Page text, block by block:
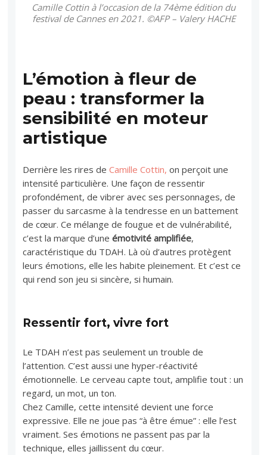
Camille Cottin à l’occasion de la 74ème édition du
festival de Cannes en 2021. ©AFP – Valery HACHE
L’émotion à fleur de
peau : transformer la
sensibilité en moteur
artistique
Derrière les rires deCamille Cottin, on perçoit une
intensité particulière. Une façon de ressentir
profondément, de vibrer avec ses personnages, de
passer du sarcasme à la tendresse en un battement
de cœur. Ce mélange de fougue et de vulnérabilité,
c’est la marque d’uneémotivité amplifiée,
caractéristique du TDAH. Là où d’autres protègent
leurs émotions, elle les habite pleinement. Et c’est ce
qui rend son jeu si sincère, si humain.
Ressentir fort, vivre fort
Le TDAH n’est pas seulement un trouble de
l’attention. C’est aussi une hyper-réactivité
émotionnelle. Le cerveau capte tout, amplifie tout : un
regard, un mot, un ton.
Chez Camille, cette intensité devient une force
expressive. Elle ne joue pas “à être émue” : elle l’est
vraiment. Ses émotions ne passent pas par la
technique, elles jaillissent du cœur.